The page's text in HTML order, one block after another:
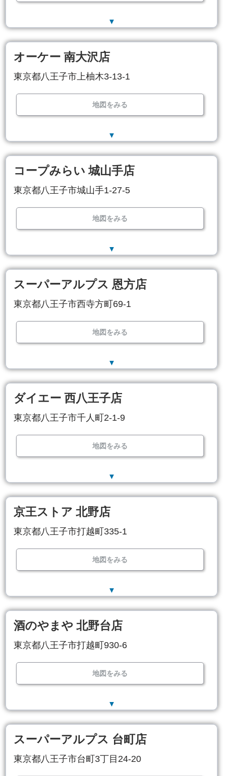
▼
オーケー 南大沢店
東京都八王子市上柚木3-13-1
地図をみる
▼
コープみらい 城山手店
東京都八王子市城山手1-27-5
地図をみる
▼
スーパーアルプス 恩方店
東京都八王子市西寺方町69-1
地図をみる
▼
ダイエー 西八王子店
東京都八王子市千人町2-1-9
地図をみる
▼
京王ストア 北野店
東京都八王子市打越町335-1
地図をみる
▼
酒のやまや 北野台店
東京都八王子市打越町930-6
地図をみる
▼
スーパーアルプス 台町店
東京都八王子市台町3丁目24-20